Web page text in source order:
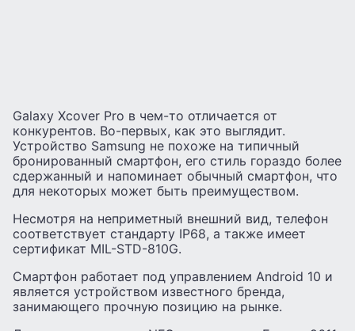
Galaxy Xcover Pro в чем-то отличается от
конкурентов. Во-первых, как это выглядит.
Устройство Samsung не похоже на типичный
бронированный смартфон, его стиль гораздо более
сдержанный и напоминает обычный смартфон, что
для некоторых может быть преимуществом.
Несмотря на неприметный внешний вид, телефон
соответствует стандарту IP68, а также имеет
сертификат MIL-STD-810G.
Смартфон работает под управлением Android 10 и
является устройством известного бренда,
занимающего прочную позицию на рынке.